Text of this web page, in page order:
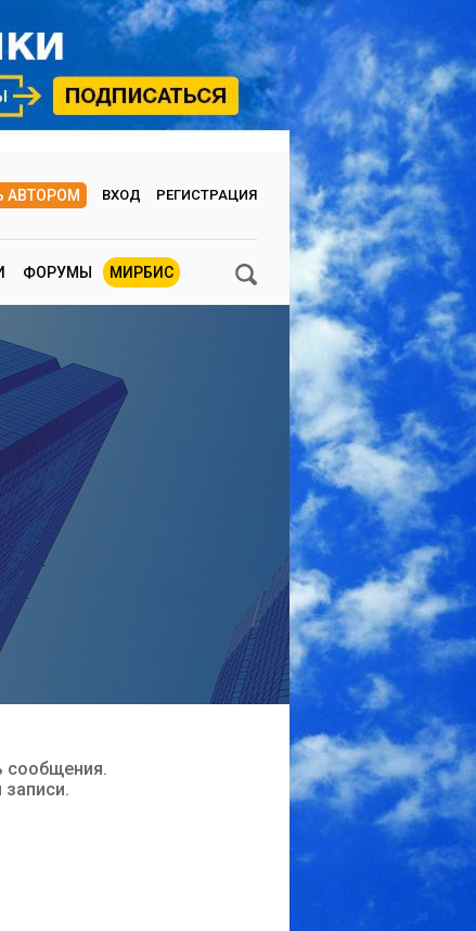
АВТОРОМ ВХОД РЕГИСТРАЦИЯ
ФОРУМЫ МИРБИС
сообщения.
записи.